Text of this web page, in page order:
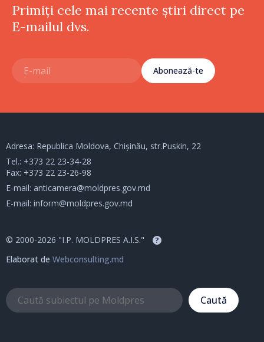
Primiți cele mai recente știri direct pe
E-mailul dvs.
Abonează-te
Adresa: Republica Moldova, Chișinău, str.Puskin, 22
Tel.: +373 22 23-34-28
Fax: +373 22 23-26-98
E-mail: anticamera@moldpres.gov.md
E-mail: inform@moldpres.gov.md
© 2000-2026 "I.P. MOLDPRES A.I.S." ?
Elaborat de Webconsulting.md
Caută